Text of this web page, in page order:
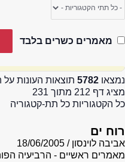
מאמרים כשרים בלבד
נמצאו 5782 תוצאות העונות
מציג דף 212 מתוך 231
כל הקטגוריות כל תת-קטגוריה
רוח ים
אביבה לוינסון
18/06/2005
מאמרים ראשיים - הרביעיה